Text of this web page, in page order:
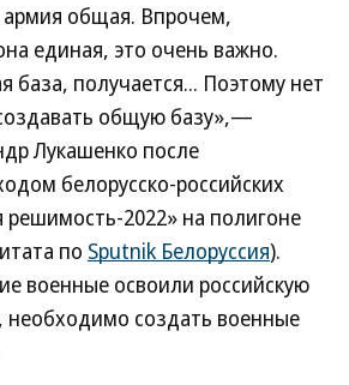
армия общая. Впрочем,
единая, это очень важно.
база, получается... Поэтому нет
общую базу»,—
Лукашенко после
белорусско-российских
2022» на полигоне
по Sputnik Белоруссия).
военные освоили российскую
необходимо создать военные